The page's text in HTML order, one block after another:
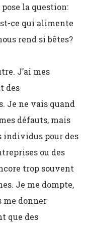
la question:
ce qui alimente
rend si bêtes?
J’ai mes
des
Je ne vais quand
défauts, mais
individus pour des
ou des
trop souvent
Je me dompte,
me donner
que des